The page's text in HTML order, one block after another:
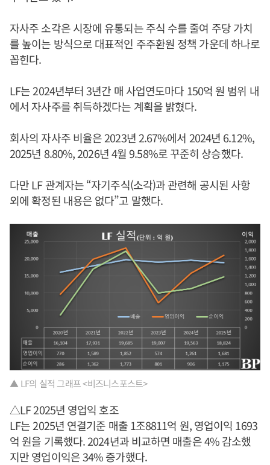
자사주 소각은 시장에 유통되는 주식 수를 줄여 주당 가치
를 높이는 방식으로 대표적인 주주환원 정책 가운데 하나로
꼽힌다.
LF는 2024년부터 3년간 매 사업연도마다 150억 원 범위 내
에서 자사주를 취득하겠다는 계획을 밝혔다.
회사의 자사주 비율은 2023년 2.67%에서 2024년 6.12%,
2025년 8.80%, 2026년 4월 9.58%로 꾸준히 상승했다.
다만 LF 관계자는 “자기주식(소각)과 관련해 공시된 사항
외에 확정된 내용은 없다”고 말했다.
▲ LF의 실적 그래프 <비즈니스포스트>
△LF 2025년 영업익 호조
LF는 2025년 연결기준 매출 1조8811억 원, 영업이익 1693
억 원을 기록했다. 2024년과 비교하면 매출은 4% 감소했
지만 영업이익은 34% 증가했다.